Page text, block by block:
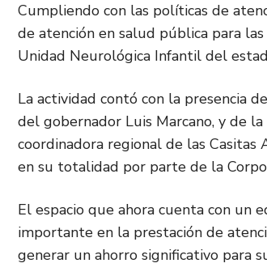
Cumpliendo con las políticas de
de atención en salud pública para
Unidad Neurológica Infantil del
La actividad contó con la presencia
del gobernador Luis Marcano, y de
coordinadora regional de las Casitas
en su totalidad por parte de la
El espacio que ahora cuenta con un
importante en la prestación de
generar un ahorro significativo para